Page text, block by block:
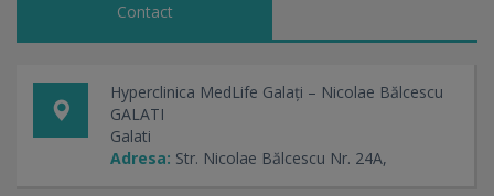
Contact
Hyperclinica MedLife Galați – Nicolae Bălcescu
GALATI
Galati
Adresa: Str. Nicolae Bălcescu Nr. 24A,